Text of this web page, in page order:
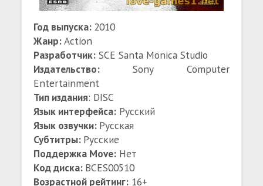
Год выпуска: 2010
Жанр:Action
Разработчик: SCE Santa Monica Studio
Издательство: Sony Computer
Entertainment
Тип издания: DISC
Язык интерфейса: Русский
Язык озвучки: Русская
Субтитры: Русские
Поддержка Move: Нет
Код диска: BCES00510
Возрастной рейтинг: 16+